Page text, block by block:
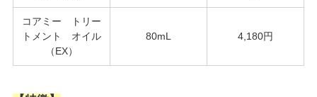
コアミー トリー
トメント オイル
（EX）
80mL 4,180円